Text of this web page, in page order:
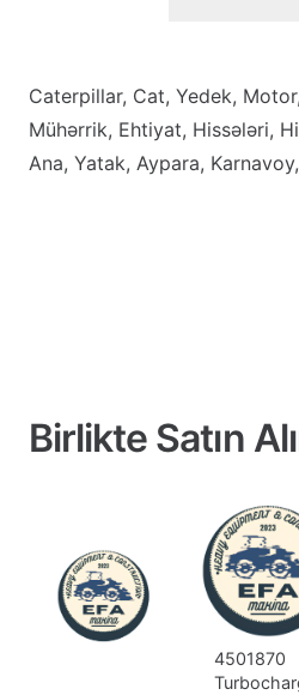
Caterpillar, Cat, Yedek,
Mühərrik, Ehtiyat, Hissələri,
Ana, Yatak, Aypara,
Birlikte Satın
4501870